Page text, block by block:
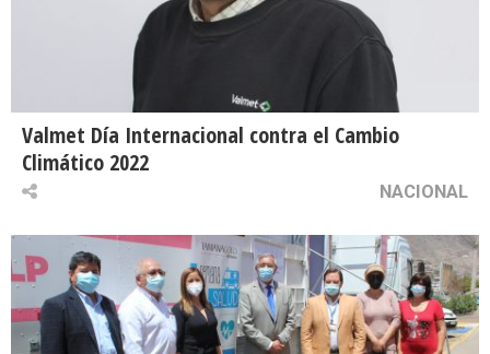
Valmet Día Internacional contra el Cambio
Climático 2022
NACIONAL